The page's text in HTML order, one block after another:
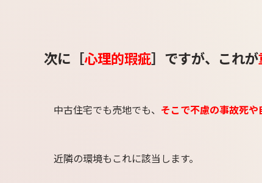
次に［心理的瑕疵］ですが、これが
中古住宅でも売地でも、 そこで不慮の事故死
近隣の環境もこれに該当します。